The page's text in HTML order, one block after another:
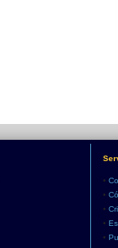
•
•
•
•
•